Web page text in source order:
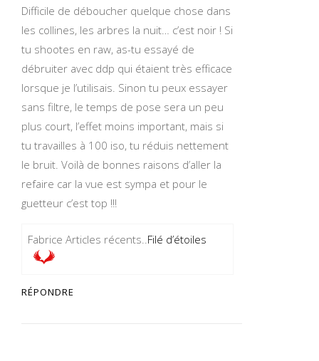
Difficile de déboucher quelque chose dans
les collines, les arbres la nuit… c’est noir ! Si
tu shootes en raw, as-tu essayé de
débruiter avec ddp qui étaient très efficace
lorsque je l’utilisais. Sinon tu peux essayer
sans filtre, le temps de pose sera un peu
plus court, l’effet moins important, mais si
tu travailles à 100 iso, tu réduis nettement
le bruit. Voilà de bonnes raisons d’aller la
refaire car la vue est sympa et pour le
guetteur c’est top !!!
Fabrice Articles récents..Filé d’étoiles
RÉPONDRE